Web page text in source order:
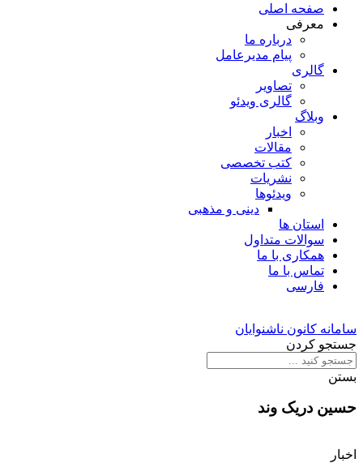
صفحه اصلی
معرفی
درباره ما
پیام مدیرعامل
گالری
تصاویر
گالری ویدئو
وبلاگ
اخبار
مقالات
کتب تخصصی
نشریات
ویدئوها
دینی و مذهبی
استان ها
سوالات متداول
همکاری با ما
تماس با ما
فارسی
سامانه کانون ناشنوایان
جستجو کردن
بستن
حسین دریک وند
اخبار